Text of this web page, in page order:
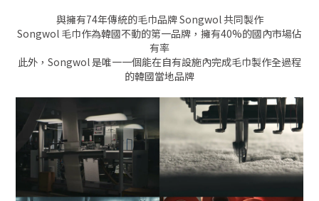
與擁有74年傳統的毛巾品牌 Songwol 共同製作
Songwol 毛巾作為韓國不動的第一品牌，擁有40%的國內市場佔
有率
此外，Songwol 是唯一一個能在自有設施內完成毛巾製作全過程
的韓國當地品牌